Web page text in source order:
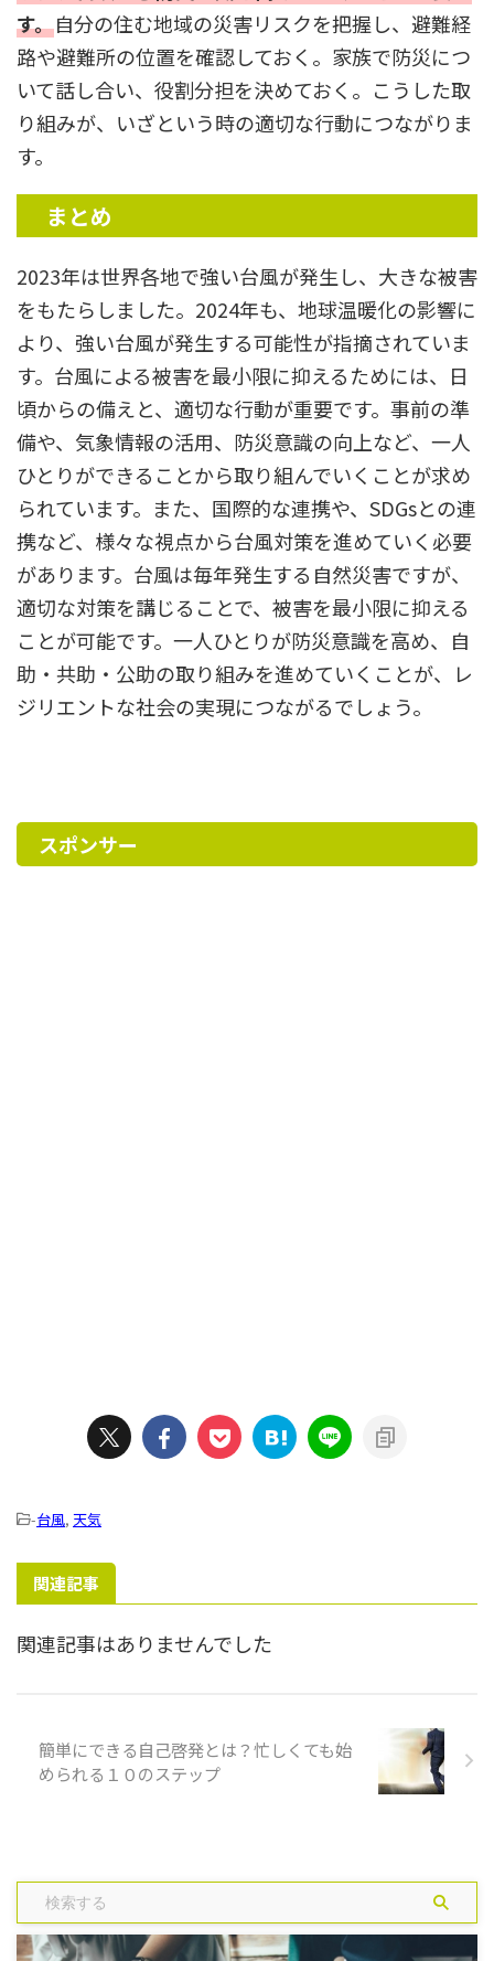
す。自分の住む地域の災害リスクを把握し、避難経
路や避難所の位置を確認しておく。家族で防災につ
いて話し合い、役割分担を決めておく。こうした取
り組みが、いざという時の適切な行動につながりま
す。
まとめ
2023年は世界各地で強い台風が発生し、大きな被害
をもたらしました。2024年も、地球温暖化の影響に
より、強い台風が発生する可能性が指摘されていま
す。台風による被害を最小限に抑えるためには、日
頃からの備えと、適切な行動が重要です。事前の準
備や、気象情報の活用、防災意識の向上など、一人
ひとりができることから取り組んでいくことが求め
られています。また、国際的な連携や、SDGsとの連
携など、様々な視点から台風対策を進めていく必要
があります。台風は毎年発生する自然災害ですが、
適切な対策を講じることで、被害を最小限に抑える
ことが可能です。一人ひとりが防災意識を高め、自
助・共助・公助の取り組みを進めていくことが、レ
ジリエントな社会の実現につながるでしょう。
スポンサー
-台風, 天気
関連記事
関連記事はありませんでした
簡単にできる自己啓発とは？忙しくても始
められる１０のステップ